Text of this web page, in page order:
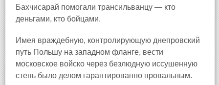
Бахчисарай помогали трансильванцу — кто
деньгами, кто бойцами.
Имея враждебную, контролирующую днепровский
путь Польшу на западном фланге, вести
московское войско через безлюдную иссушенную
степь было делом гарантированно провальным.